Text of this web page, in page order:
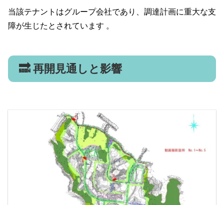
当該テナントはグループ会社であり、調達計画に重大な支
障が生じたとされています 。
🔜 再開見通しと影響